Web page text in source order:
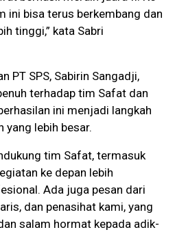
ini bisa terus berkembang dan
tinggi,” kata Sabri
PT SPS, Sabirin Sangadji,
terhadap tim Safat dan
ini menjadi langkah
yang lebih besar.
tim Safat, termasuk
ke depan lebih
Ada juga pesan dari
dan penasihat kami, yang
salam hormat kepada adik-